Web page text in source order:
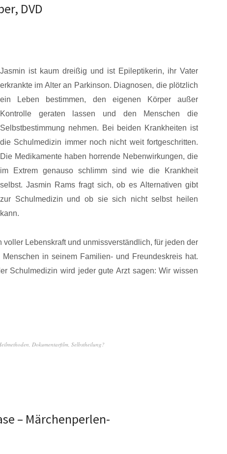
DVD
Jasmin ist kaum dreißig und ist Epileptikerin, ihr Vater
erkrankte im Alter an Parkinson. Diagnosen, die plötzlich
ein Leben bestimmen, den eigenen Körper außer
Kontrolle geraten lassen und den Menschen die
Selbstbestimmung nehmen. Bei beiden Krankheiten ist
die Schulmedizin immer noch nicht weit fortgeschritten.
Die Medikamente haben horrende Nebenwirkungen, die
im Extrem genauso schlimm sind wie die Krankheit
selbst. Jasmin Rams fragt sich, ob es Alternativen gibt
zur Schulmedizin und ob sie sich nicht selbst heilen
kann.
voller Lebenskraft und unmissverständlich, für jeden der
in seinem Familien- und Freundeskreis hat.
Schulmedizin wird jeder gute Arzt sagen: Wir wissen
, Dokumentarfilm, Selbstheilung?
– Märchenperlen-